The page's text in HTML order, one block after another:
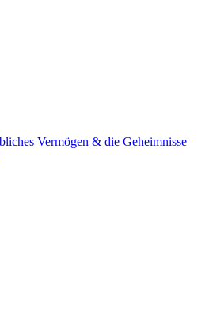
Vermögen & die Geheimnisse